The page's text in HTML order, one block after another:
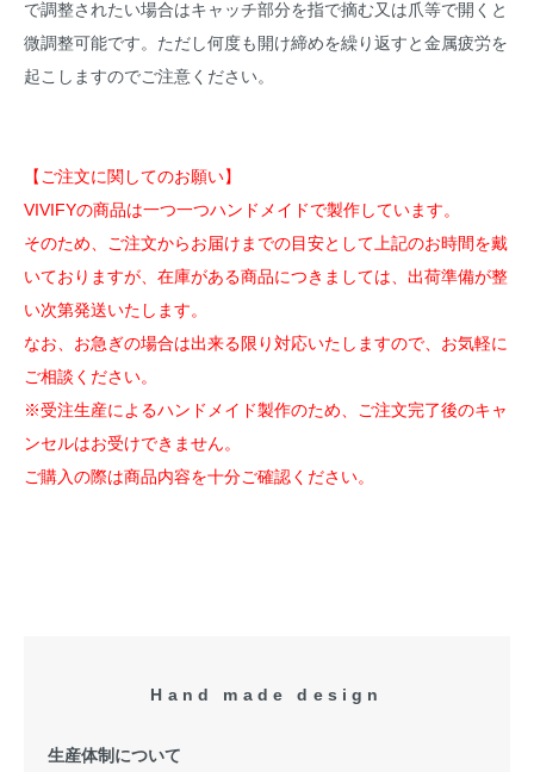
で調整されたい場合はキャッチ部分を指で摘む又は爪等で開くと
微調整可能です。ただし何度も開け締めを繰り返すと金属疲労を
起こしますのでご注意ください。
【ご注文に関してのお願い】
VIVIFYの商品は一つ一つハンドメイドで製作しています。
そのため、ご注文からお届けまでの目安として上記のお時間を戴
いておりますが、在庫がある商品につきましては、出荷準備が整
い次第発送いたします。
なお、お急ぎの場合は出来る限り対応いたしますので、お気軽に
ご相談ください。
※受注生産によるハンドメイド製作のため、ご注文完了後のキャ
ンセルはお受けできません。
ご購入の際は商品内容を十分ご確認ください。
Hand made design
生産体制について